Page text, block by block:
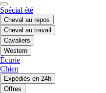
Spécial été
Cheval au repos
Cheval au travail
Cavaliers
Western
Écurie
Chien
Expédiés en 24h
Offres